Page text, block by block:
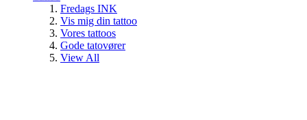
Fredags INK
Vis mig din tattoo
Vores tattoos
Gode tatovører
View All